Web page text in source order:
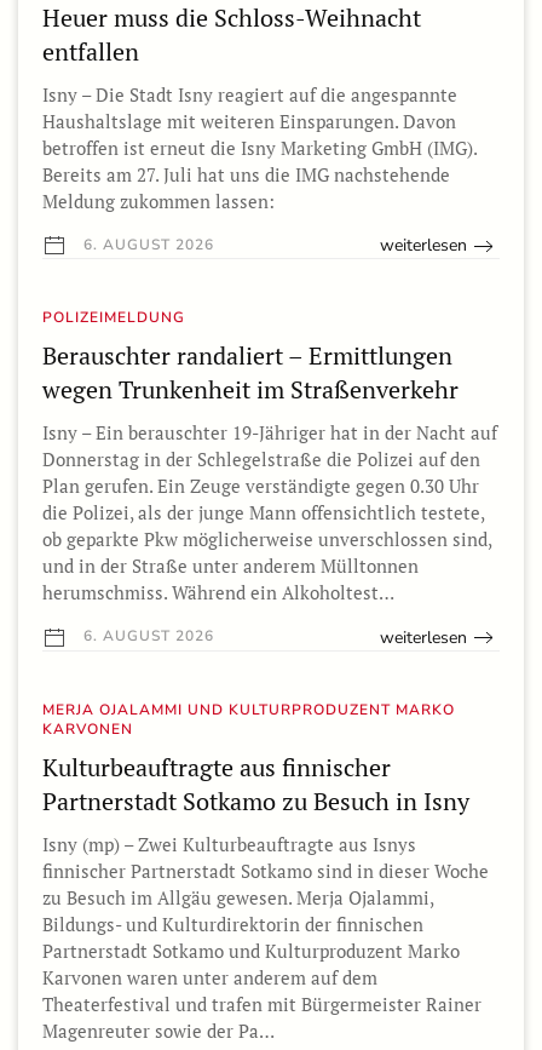
Heuer muss die Schloss-Weihnacht
entfallen
Isny – Die Stadt Isny reagiert auf die angespannte
Haushaltslage mit weiteren Einsparungen. Davon
betroffen ist erneut die Isny Marketing GmbH (IMG).
Bereits am 27. Juli hat uns die IMG nachstehende
Meldung zukommen lassen:
6. AUGUST 2026 weiterlesen
POLIZEIMELDUNG
Berauschter randaliert – Ermittlungen
wegen Trunkenheit im Straßenverkehr
Isny – Ein berauschter 19-Jähriger hat in der Nacht auf
Donnerstag in der Schlegelstraße die Polizei auf den
Plan gerufen. Ein Zeuge verständigte gegen 0.30 Uhr
die Polizei, als der junge Mann offensichtlich testete,
ob geparkte Pkw möglicherweise unverschlossen sind,
und in der Straße unter anderem Mülltonnen
herumschmiss. Während ein Alkoholtest…
6. AUGUST 2026 weiterlesen
MERJA OJALAMMI UND KULTURPRODUZENT MARKO
KARVONEN
Kulturbeauftragte aus finnischer
Partnerstadt Sotkamo zu Besuch in Isny
Isny (mp) – Zwei Kulturbeauftragte aus Isnys
finnischer Partnerstadt Sotkamo sind in dieser Woche
zu Besuch im Allgäu gewesen. Merja Ojalammi,
Bildungs- und Kulturdirektorin der finnischen
Partnerstadt Sotkamo und Kulturproduzent Marko
Karvonen waren unter anderem auf dem
Theaterfestival und trafen mit Bürgermeister Rainer
Magenreuter sowie der Pa…